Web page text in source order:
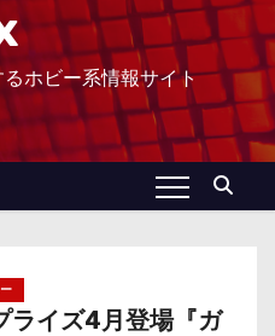
ホビー系情報サイト
ライズ4月登場『ガ